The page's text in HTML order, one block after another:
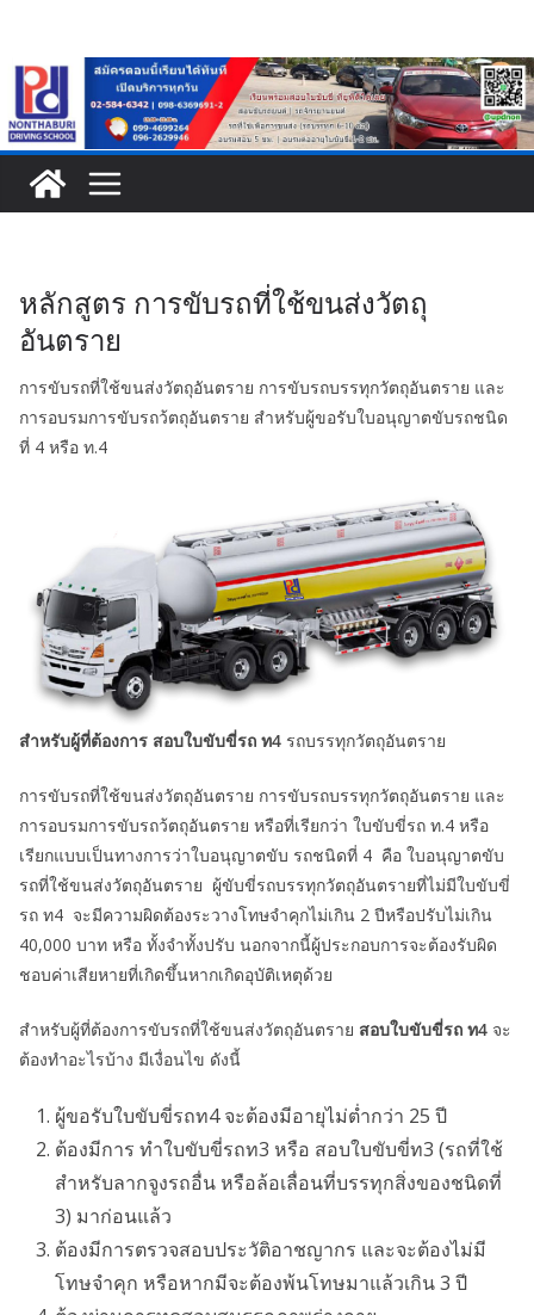
content
หลักสูตร การขับรถที่ใช้ขนส่งวัตถุ
อันตราย
การขับรถที่ใช้ขนส่งวัตถุอันตราย การขับรถบรรทุกวัตถุอันตราย และ
การอบรมการขับรถว้ตถุอันตราย สำหรับผู้ขอรับใบอนุญาตขับรถชนิด
ที่ 4 หรือ ท.4
สำหรับผู้ที่ต้องการ สอบใบขับขี่รถ ท4 รถบรรทุกวัตถุอันตราย
การขับรถที่ใช้ขนส่งวัตถุอันตราย การขับรถบรรทุกวัตถุอันตราย และ
การอบรมการขับรถว้ตถุอันตราย หรือที่เรียกว่า ใบขับขี่รถ ท.4 หรือ
เรียกแบบเป็นทางการว่าใบอนุญาตขับ รถชนิดที่ 4 คือ ใบอนุญาตขับ
รถที่ใช้ขนส่งวัตถุอันตราย ผู้ขับขี่รถบรรทุกวัตถุอันตรายที่ไม่มีใบขับขี่
รถ ท4 จะมีความผิดต้องระวางโทษจําคุกไม่เกิน 2 ปีหรือปรับไม่เกิน
40,000 บาท หรือ ทั้งจําทั้งปรับ นอกจากนี้ผู้ประกอบการจะต้องรับผิด
ชอบค่าเสียหายที่เกิดขึ้นหากเกิดอุบัติเหตุด้วย
สำหรับผู้ที่ต้องการขับรถที่ใช้ขนส่งวัตถุอันตราย สอบใบขับขี่รถ ท4 จะ
ต้องทำอะไรบ้าง มีเงื่อนไข ดังนี้
ผู้ขอรับใบขับขี่รถท4 จะต้องมีอายุไม่ต่ำกว่า 25 ปี
ต้องมีการ ทำใบขับขี่รถท3 หรือ สอบใบขับขี่ท3 (รถที่ใช้
สําหรับลากจูงรถอื่น หรือล้อเลื่อนที่บรรทุกสิ่งของชนิดที่
3) มาก่อนแล้ว
ต้องมีการตรวจสอบประวัติอาชญากร และจะต้องไม่มี
โทษจําคุก หรือหากมีจะต้องพ้นโทษมาแล้วเกิน 3 ปี